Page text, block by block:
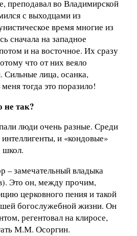
преподавал во Владимирской
с выходцами из
время многие из
сначала на западное
и на восточное. Их сразу
что от них веяло
Сильные лица, осанка,
тогда это поразило!
не так?
люди очень разные. Среди
и «кондовые»
школ.
– замечательный владыка
Это он, между прочим,
церковного пения и такой
богослужебной жизни. Он
регентовал на клиросе,
М.М. Осоргин.